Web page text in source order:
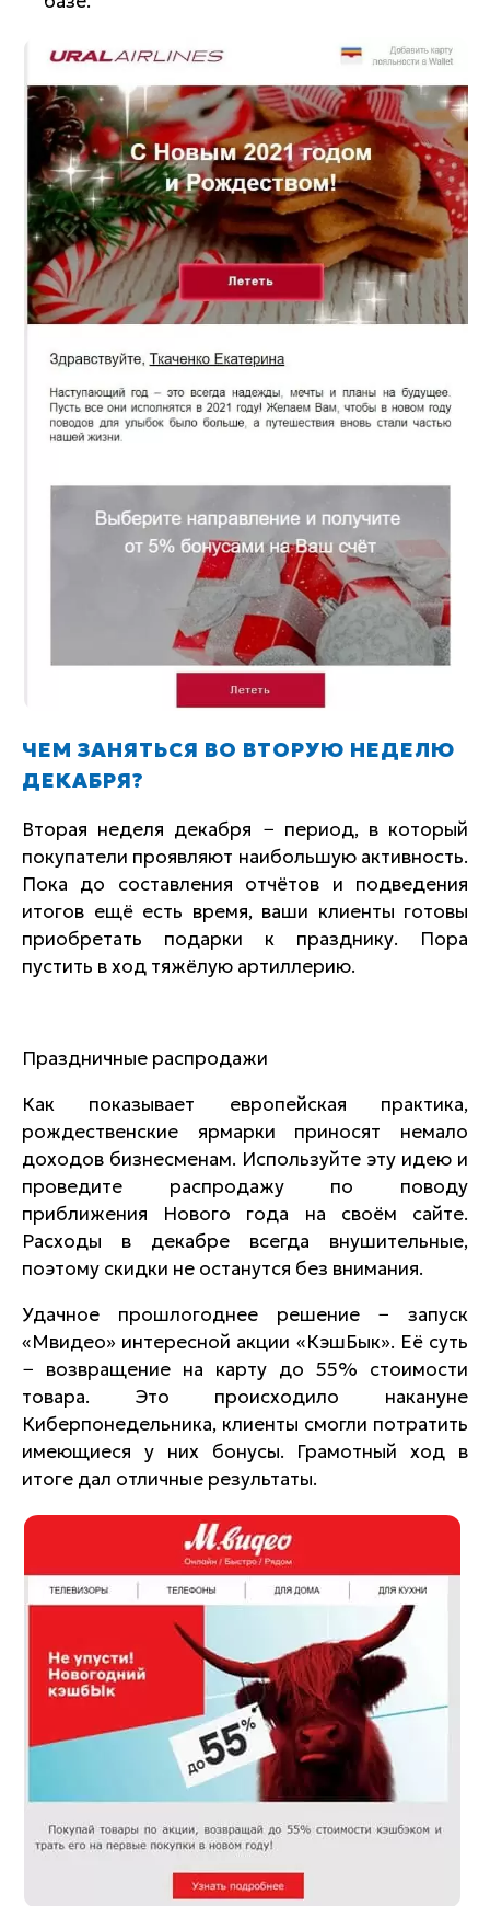
ЧЕМ ЗАНЯТЬСЯ ВО ВТОРУЮ НЕДЕЛЮ
ДЕКАБРЯ?
Вторая неделя декабря − период, в который
покупатели проявляют наибольшую активность.
Пока до составления отчётов и подведения
итогов ещё есть время, ваши клиенты готовы
приобретать подарки к празднику. Пора
пустить в ход тяжёлую артиллерию.
Праздничные распродажи
Как показывает европейская практика,
рождественские ярмарки приносят немало
доходов бизнесменам. Используйте эту идею и
проведите распродажу по поводу
приближения Нового года на своём сайте.
Расходы в декабре всегда внушительные,
поэтому скидки не останутся без внимания.
Удачное прошлогоднее решение − запуск
«Мвидео» интересной акции «КэшБык». Её суть
− возвращение на карту до 55% стоимости
товара. Это происходило накануне
Киберпонедельника, клиенты смогли потратить
имеющиеся у них бонусы. Грамотный ход в
итоге дал отличные результаты.